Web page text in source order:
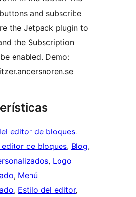
and subscribe
the Jetpack plugin to
the Subscription
enabled. Demo:
editor de bloques
editor de bloques, Blog
, Logo
, Menú
, Estilo del editor